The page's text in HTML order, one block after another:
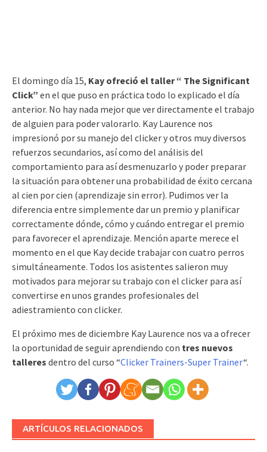
El domingo día 15, Kay ofreció el taller “ The Significant
Click” en el que puso en práctica todo lo explicado el día
anterior. No hay nada mejor que ver directamente el trabajo
de alguien para poder valorarlo. Kay Laurence nos
impresionó por su manejo del clicker y otros muy diversos
refuerzos secundarios, así como del análisis del
comportamiento para así desmenuzarlo y poder preparar
la situación para obtener una probabilidad de éxito cercana
al cien por cien (aprendizaje sin error). Pudimos ver la
diferencia entre simplemente dar un premio y planificar
correctamente dónde, cómo y cuándo entregar el premio
para favorecer el aprendizaje. Mención aparte merece el
momento en el que Kay decide trabajar con cuatro perros
simultáneamente. Todos los asistentes salieron muy
motivados para mejorar su trabajo con el clicker para así
convertirse en unos grandes profesionales del
adiestramiento con clicker.
El próximo mes de diciembre Kay Laurence nos va a ofrecer
la oportunidad de seguir aprendiendo con tres nuevos
talleres dentro del curso “Clicker Trainers-Super Trainer“.
ARTÍCULOS RELACIONADOS